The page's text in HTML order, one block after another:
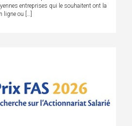
entreprises qui le souhaitent ont la
ligne ou […]